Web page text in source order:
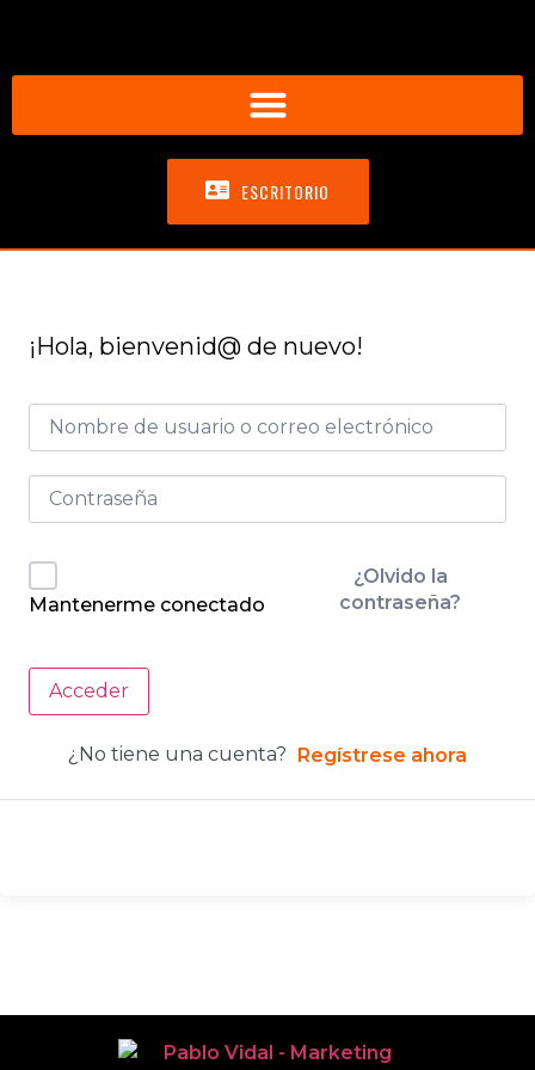
ESCRITORIO
¡Hola, bienvenid@ de nuevo!
Mantenerme conectado
¿Olvido la
contraseña?
Acceder
¿No tiene una cuenta? Regístrese ahora